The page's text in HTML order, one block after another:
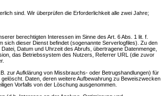
sind. Wir überprüfen die Erforderlichkeit alle zwei Jahre;
berechtigten Interessen im Sinne des Art. 6 Abs. 1 lit. f.
sich dieser Dienst befindet (sogenannte Serverlogfiles). Zu den
Datum und Uhrzeit des Abrufs, übertragene Datenmenge,
das Betriebssystem des Nutzers, Referrer URL (die zuvor
zur Aufklärung von Missbrauchs- oder Betrugshandlungen) für
Daten, deren weitere Aufbewahrung zu Beweiszwecken
Vorfalls von der Löschung ausgenommen.